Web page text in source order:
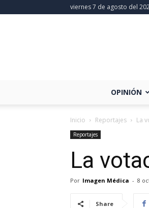
viernes 7 de agosto del
OPINIÓN
Inicio Reportajes La
Reportajes
La
Por Imagen Médica - 8
Share